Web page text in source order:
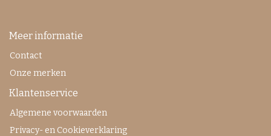
Meer informatie
Contact
Onze merken
Klantenservice
Algemene voorwaarden
Privacy- en Cookieverklaring